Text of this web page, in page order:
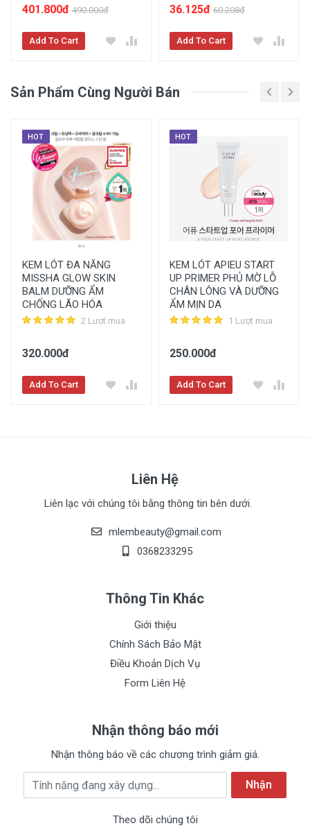
Che phủ cao
Khối lượng (g)
Xem Chi Tiết Thông Tin Sản Phẩm
401.800đ 490.000đ
Add To Cart
36.125đ 60.208đ
Add To Cart
Sản Phẩm Cùng Người Bán
HOT
KEM LÓT ĐA NĂNG
MISSHA GLOW SKIN
BALM DƯỠNG ẨM
CHỐNG LÃO HÓA
2 Lượt mua
320.000đ
Add To Cart
HOT
KEM LÓT APIEU START
UP PRIMER PHỦ MỜ LỖ
CHÂN LÔNG VÀ DƯỠNG
ẨM MỊN DA
1 Lượt mua
250.000đ
Add To Cart
Liên Hệ
Liên lạc với chúng tôi bằng thông tin bên dưới.
mlembeauty@gmail.com
0368233295
Thông Tin Khác
Giới thiệu
Chính Sách Bảo Mật
Điều Khoản Dịch Vụ
Form Liên Hệ
Nhận thông báo mới
Nhận thông báo về các chương trình giảm giá.
Địa chỉ Email Nhận
Theo dõi chúng tôi